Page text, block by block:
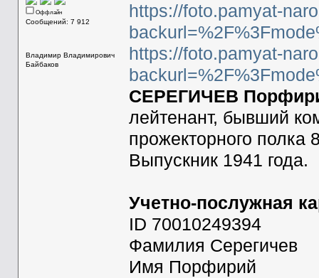
Оффлайн
Сообщений: 7 912
Владимир Владимирович
Байбаков
https://foto.pamyat-
https://foto.pamyat-
СЕРЕГИЧЕВ
лейтенант, бывший
прожекторного
Выпускник 1941 года.
Учетно-послужная
ID 70010249394
Фамилия Серегичев
Имя Порфирий